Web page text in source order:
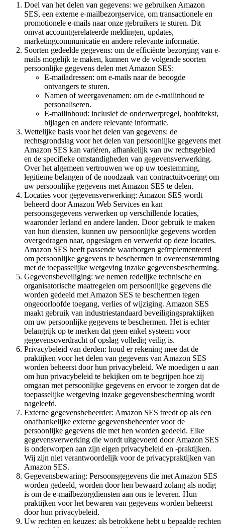
Doel van het delen van gegevens: we gebruiken Amazon
SES, een externe e-mailbezorgservice, om transactionele en
promotionele e-mails naar onze gebruikers te sturen. Dit
omvat accountgerelateerde meldingen, updates,
marketingcommunicatie en andere relevante informatie.
Soorten gedeelde gegevens: om de efficiënte bezorging van e-
mails mogelijk te maken, kunnen we de volgende soorten
persoonlijke gegevens delen met Amazon SES:
E-mailadressen: om e-mails naar de beoogde
ontvangers te sturen.
Namen of weergavenamen: om de e-mailinhoud te
personaliseren.
E-mailinhoud: inclusief de onderwerpregel, hoofdtekst,
bijlagen en andere relevante informatie.
Wettelijke basis voor het delen van gegevens: de
rechtsgrondslag voor het delen van persoonlijke gegevens met
Amazon SES kan variëren, afhankelijk van uw rechtsgebied
en de specifieke omstandigheden van gegevensverwerking.
Over het algemeen vertrouwen we op uw toestemming,
legitieme belangen of de noodzaak van contractuitvoering om
uw persoonlijke gegevens met Amazon SES te delen.
Locaties voor gegevensverwerking: Amazon SES wordt
beheerd door Amazon Web Services en kan
persoonsgegevens verwerken op verschillende locaties,
waaronder Ierland en andere landen. Door gebruik te maken
van hun diensten, kunnen uw persoonlijke gegevens worden
overgedragen naar, opgeslagen en verwerkt op deze locaties.
Amazon SES heeft passende waarborgen geïmplementeerd
om persoonlijke gegevens te beschermen in overeenstemming
met de toepasselijke wetgeving inzake gegevensbescherming.
Gegevensbeveiliging: we nemen redelijke technische en
organisatorische maatregelen om persoonlijke gegevens die
worden gedeeld met Amazon SES te beschermen tegen
ongeoorloofde toegang, verlies of wijziging. Amazon SES
maakt gebruik van industriestandaard beveiligingspraktijken
om uw persoonlijke gegevens te beschermen. Het is echter
belangrijk op te merken dat geen enkel systeem voor
gegevensoverdracht of opslag volledig veilig is.
Privacybeleid van derden: houd er rekening mee dat de
praktijken voor het delen van gegevens van Amazon SES
worden beheerst door hun privacybeleid. We moedigen u aan
om hun privacybeleid te bekijken om te begrijpen hoe zij
omgaan met persoonlijke gegevens en ervoor te zorgen dat de
toepasselijke wetgeving inzake gegevensbescherming wordt
nageleefd.
Externe gegevensbeheerder: Amazon SES treedt op als een
onafhankelijke externe gegevensbeheerder voor de
persoonlijke gegevens die met hen worden gedeeld. Elke
gegevensverwerking die wordt uitgevoerd door Amazon SES
is onderworpen aan zijn eigen privacybeleid en -praktijken.
Wij zijn niet verantwoordelijk voor de privacypraktijken van
Amazon SES.
Gegevensbewaring: Persoonsgegevens die met Amazon SES
worden gedeeld, worden door hen bewaard zolang als nodig
is om de e-mailbezorgdiensten aan ons te leveren. Hun
praktijken voor het bewaren van gegevens worden beheerst
door hun privacybeleid.
Uw rechten en keuzes: als betrokkene hebt u bepaalde rechten